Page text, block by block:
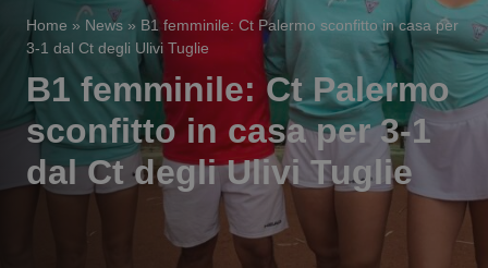
Home » News » B1 femminile: Ct Palermo sconfitto in casa per
3-1 dal Ct degli Ulivi Tuglie
B1 femminile: Ct Palermo
sconfitto in casa per 3-1
dal Ct degli Ulivi Tuglie